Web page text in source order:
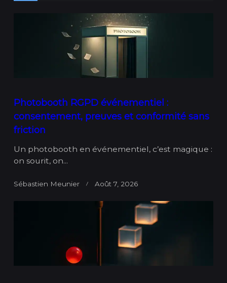
text">Page</span>
Photobooth RGPD événementiel :
consentement, preuves et conformité sans
friction
Un photobooth en événementiel, c’est magique :
on sourit, on...
Sébastien Meunier Août 7, 2026